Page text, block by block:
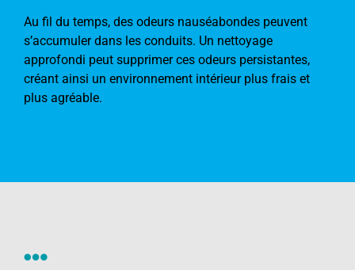
Au fil du temps, des odeurs nauséabondes peuvent
s’accumuler dans les conduits. Un nettoyage
approfondi peut supprimer ces odeurs persistantes,
créant ainsi un environnement intérieur plus frais et
plus agréable.